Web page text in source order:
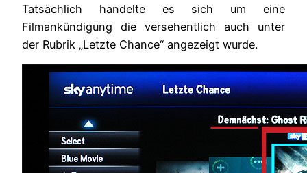
Tatsächlich handelte es sich um eine
Filmankündigung die versehentlich auch unter
der Rubrik „Letzte Chance“ angezeigt wurde.